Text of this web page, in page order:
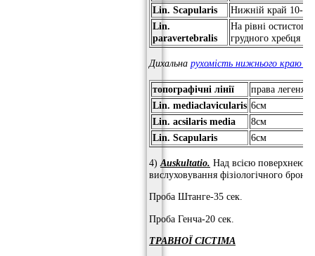
Lin. Scapularis
Нижній край 10-го
Lin.
paravertebralis
На рівні остистого
грудного хребця
Дихальна рухомість нижнього краю
топографічні лінії права легеня
Lin. mediaclavicularis 6см
Lin. acsilaris media 8см
Lin. Scapularis 6см
4) Auskultatio. Над всією поверхнею
вислуховування фізіологічного
Проба Штанге-35 сек.
Проба Генча-20 сек.
ТРАВНОЇ СІСТІМА